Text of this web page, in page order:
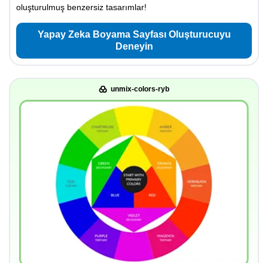
oluşturulmuş benzersiz tasarımlar!
Yapay Zeka Boyama Sayfası Oluşturucuyu
Deneyin
unmix-colors-ryb